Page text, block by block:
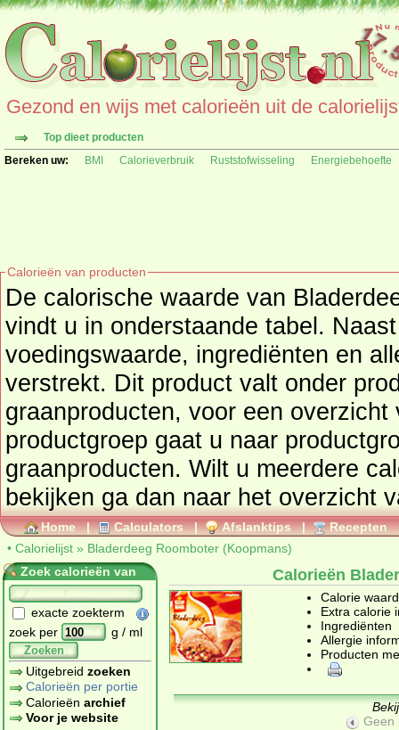
Gezond en wijs met calorieën uit de
Top dieet producten
Bereken uw:
BMI Calorieverbruik Ruststofwisseling Energiebehoefte
Calorieën van producten
De calorische waarde van
vindt u in onderstaande tabel. Naast de
voedingswaarde, ingrediënten en
verstrekt. Dit product valt onder
graanproducten, voor een overzicht van producten uit deze
productgroep gaat u naar
graanproducten. Wilt u meerdere
bekijken ga dan naar
Home | Calculators | Afslanktips | Recepten
• Calorielijst » Bladerdeeg Roomboter (Koopmans)
Zoek calorieën van
exacte zoekterm
zoek per
g / ml
Zoeken
Uitgebreid zoeken
Calorieën per portie
Calorieën archief
Voor je website
Calorieën
Calorie
Extra calorie
Ingrediënten
Allergie
Producten
Geen